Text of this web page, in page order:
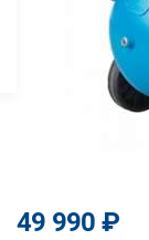
49 990 ₽